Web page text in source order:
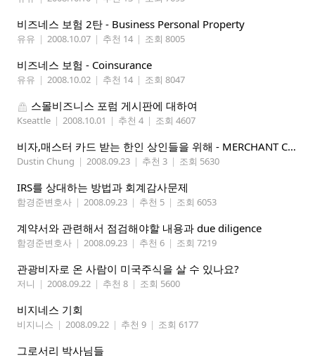
비즈네스 보험 2탄 - Business Personal Property
유유 | 2008.10.07 | 추천 14 | 조회 8005
비즈네스 보험 - Coinsurance
유유 | 2008.10.02 | 추천 14 | 조회 8047
스몰비즈니스 포럼 게시판에 대하여
Kseattle | 2008.10.01 | 추천 4 | 조회 4607
비자,매스터 카드 받는 한인 상인들을 위해 - MERCHANT CREDIT CARD SERVICES
Dustin Chung | 2008.09.23 | 추천 3 | 조회 5630
IRS를 상대하는 방법과 회계감사문제
함경준변호사 | 2008.09.23 | 추천 5 | 조회 6053
계약서와 관련해서 점검해야할 내용과 due diligence
함경준변호사 | 2008.09.23 | 추천 6 | 조회 7219
관광비자로 온 사람이 미국주식을 살 수 있나요?
저니 | 2008.09.22 | 추천 8 | 조회 5600
비지네스 기회
비지니스 | 2008.09.22 | 추천 9 | 조회 6177
그로서리 박사님들